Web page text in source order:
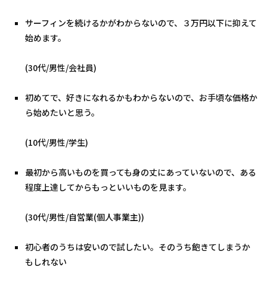
サーフィンを続けるかがわからないので、３万円以下に抑えて
始めます。
(30代/男性/会社員)
初めてで、好きになれるかもわからないので、お手頃な価格か
ら始めたいと思う。
(10代/男性/学生)
最初から高いものを買っても身の丈にあっていないので、ある
程度上達してからもっといいものを見ます。
(30代/男性/自営業(個人事業主))
初心者のうちは安いので試したい。そのうち飽きてしまうか
もしれない